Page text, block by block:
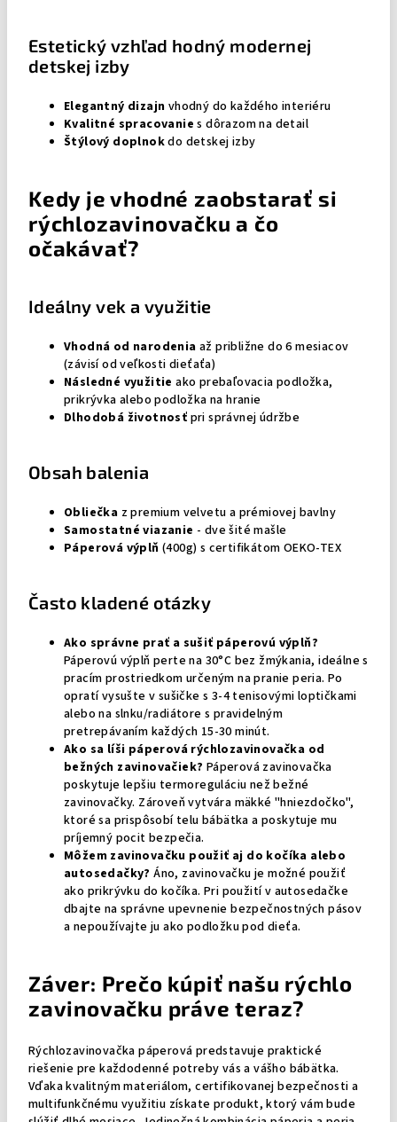
Estetický vzhľad hodný modernej
detskej izby
Elegantný dizajn vhodný do každého interiéru
Kvalitné spracovanie s dôrazom na detail
Štýlový doplnokdo detskej izby
Kedy je vhodné zaobstarať si
rýchlozavinovačku a čo
očakávať?
Ideálny vek a využitie
Vhodná od narodenia až približne do 6 mesiacov
(závisí od veľkosti dieťaťa)
Následné využitie ako prebaľovacia podložka,
prikrývka alebo podložka na hranie
Dlhodobá životnosť pri správnej údržbe
Obsah balenia
Obliečka z premium velvetu a prémiovej bavlny
Samostatné viazanie - dve šité mašle
Páperová výplň (400g) s certifikátom OEKO-TEX
Často kladené otázky
Ako správne prať a sušiť páperovú výplň?
Páperovú výplň perte na 30°C bez žmýkania, ideálne s
pracím prostriedkom určeným na pranie peria. Po
opratí vysušte v sušičke s 3-4 tenisovými loptičkami
alebo na slnku/radiátore s pravidelným
pretrepávaním každých 15-30 minút.
Ako sa líši páperová rýchlozavinovačka od
bežných zavinovačiek? Páperová zavinovačka
poskytuje lepšiu termoreguláciu než bežné
zavinovačky. Zároveň vytvára mäkké "hniezdočko",
ktoré sa prispôsobí telu bábätka a poskytuje mu
príjemný pocit bezpečia.
Môžem zavinovačku použiť aj do kočíka alebo
autosedačky? Áno, zavinovačku je možné použiť
ako prikrývku do kočíka. Pri použití v autosedačke
dbajte na správne upevnenie bezpečnostných pásov
a nepoužívajte ju ako podložku pod dieťa.
Záver: Prečo kúpiť našu rýchlo
zavinovačku práve teraz?
Rýchlozavinovačka páperová predstavuje praktické
riešenie pre každodenné potreby vás a vášho bábätka.
Vďaka kvalitným materiálom, certifikovanej bezpečnosti a
multifunkčnému využitiu získate produkt, ktorý vám bude